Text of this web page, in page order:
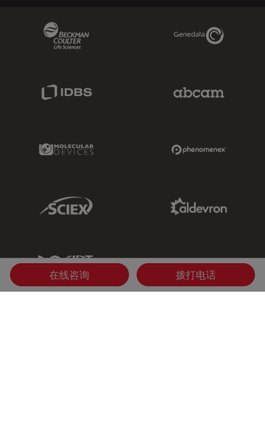
Genedata Link
IDBS Link
Molecular Devices Link
Sciex Link
IDT Link
在线咨询 拨打电话